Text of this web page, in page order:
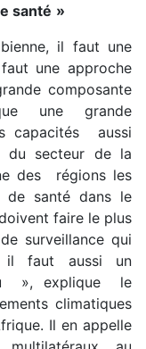
santé »
il faut une
une approche
composante
une grande
capacités aussi
du secteur de la
des régions les
de santé dans le
faire le plus
surveillance qui
il faut aussi un
», explique le
climatiques
Il en appelle